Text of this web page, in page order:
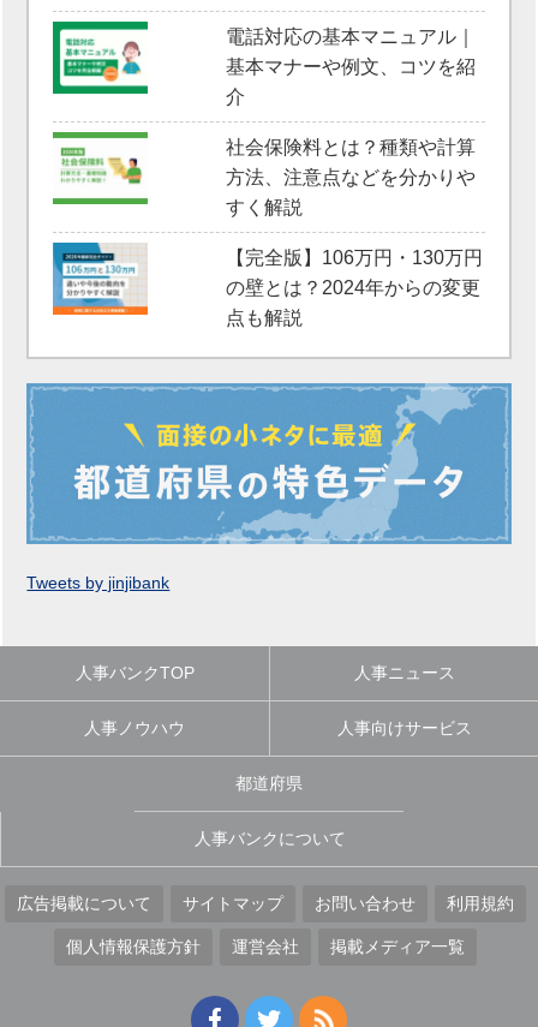
電話対応の基本マニュアル｜
基本マナーや例文、コツを紹
介
社会保険料とは？種類や計算
方法、注意点などを分かりや
すく解説
【完全版】106万円・130万円
の壁とは？2024年からの変更
点も解説
Tweets by jinjibank
人事バンクTOP 人事ニュース
人事ノウハウ 人事向けサービス
都道府県
人事バンクについて
広告掲載について サイトマップ お問い合わせ 利用規約
個人情報保護方針 運営会社 掲載メディア一覧